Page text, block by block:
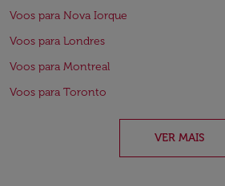
Voos para Nova Iorque
Voos para Londres
Voos para Montreal
Voos para Toronto
VER MAIS